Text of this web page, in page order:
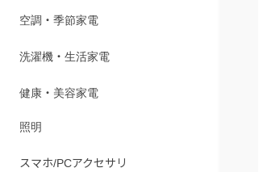
空調・季節家電
洗濯機・生活家電
健康・美容家電
照明
スマホ/PCアクセサリ